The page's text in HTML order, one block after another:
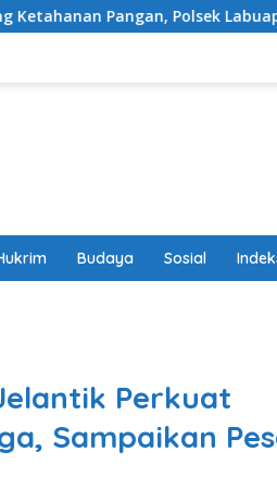
Polsek Labuapi Turun Tangan
Budaya Sosial
Perkuat
Sampaikan